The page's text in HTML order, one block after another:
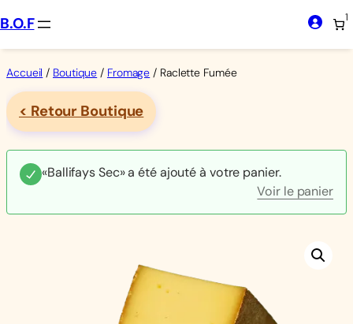
Aller
au
contenu
B.O.F 1
Accueil / Boutique / Fromage / Raclette Fumée
< Retour Boutique
«Ballifays Sec» a été ajouté à votre panier.
Voir le panier